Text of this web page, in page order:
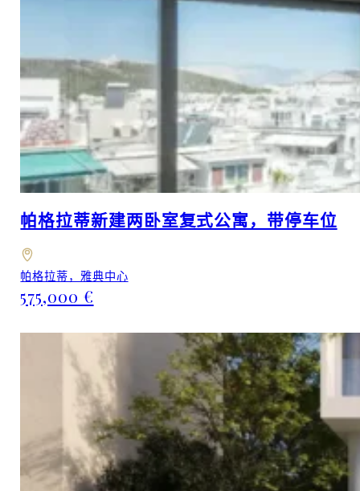
帕格拉蒂新建两卧室复式公寓，带停车位
帕格拉蒂，雅典中心
575,000 €